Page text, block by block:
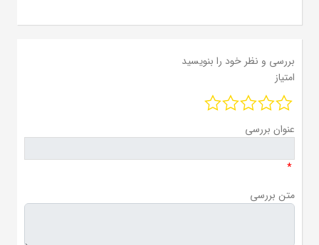
بررسی و نظر خود را بنویسید
امتیاز
عنوان بررسی
*
متن بررسی